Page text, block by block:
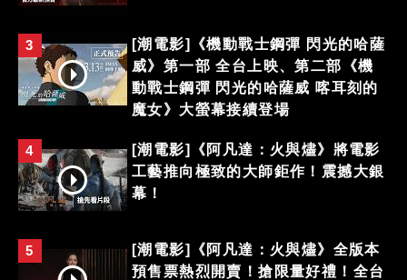
3
[潮電影]《機動戰士鋼彈 閃光的哈薩
威》第一部 全台上映、第二部《機
動戰士鋼彈 閃光的哈薩威 喀耳刻的
魔女》大螢幕接續登場
4
[潮電影]《阿凡達：火與燼》將電影
工藝推向極致的大師鉅作！震撼大銀
幕！
5
[潮電影]《阿凡達：火與燼》全版本
預售票熱烈開賣！搶限量好禮！全台